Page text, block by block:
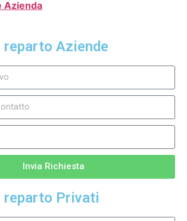
Azienda
Aziende
Invia Richiesta
reparto Privati